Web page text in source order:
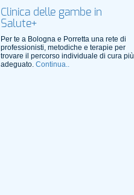
Clinica delle gambe in
Salute+
Per te a Bologna e Porretta una rete di
professionisti, metodiche e terapie per
trovare il percorso individuale di cura più
adeguato. Continua..